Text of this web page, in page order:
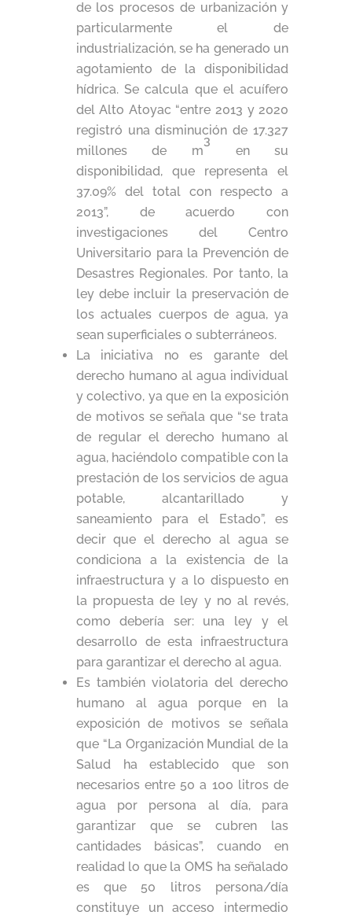
de los procesos de urbanización y
particularmente el de
industrialización, se ha generado un
agotamiento de la disponibilidad
hídrica. Se calcula que el acuífero
del Alto Atoyac “entre 2013 y 2020
registró una disminución de 17.327
millones de m
3
en su
disponibilidad, que representa el
37.09% del total con respecto a
2013”, de acuerdo con
investigaciones del Centro
Universitario para la Prevención de
Desastres Regionales. Por tanto, la
ley debe incluir la preservación de
los actuales cuerpos de agua, ya
sean superficiales o subterráneos.
La iniciativa no es garante del
derecho humano al agua individual
y colectivo, ya que en la exposición
de motivos se señala que “se trata
de regular el derecho humano al
agua, haciéndolo compatible con la
prestación de los servicios de agua
potable, alcantarillado y
saneamiento para el Estado”, es
decir que el derecho al agua se
condiciona a la existencia de la
infraestructura y a lo dispuesto en
la propuesta de ley y no al revés,
como debería ser: una ley y el
desarrollo de esta infraestructura
para garantizar el derecho al agua.
Es también violatoria del derecho
humano al agua porque en la
exposición de motivos se señala
que “La Organización Mundial de la
Salud ha establecido que son
necesarios entre 50 a 100 litros de
agua por persona al día, para
garantizar que se cubren las
cantidades básicas”, cuando en
realidad lo que la OMS ha señalado
es que 50 litros persona/día
constituye un acceso intermedio